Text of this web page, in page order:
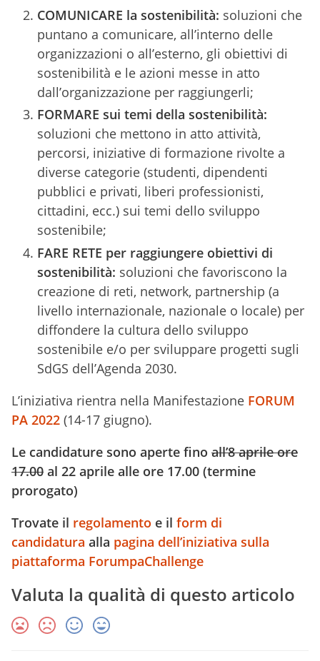
COMUNICARE la sostenibilità: soluzioni che
puntano a comunicare, all’interno delle
organizzazioni o all’esterno, gli obiettivi di
sostenibilità e le azioni messe in atto
dall’organizzazione per raggiungerli;
FORMARE sui temi della sostenibilità:
soluzioni che mettono in atto attività,
percorsi, iniziative di formazione rivolte a
diverse categorie (studenti, dipendenti
pubblici e privati, liberi professionisti,
cittadini, ecc.) sui temi dello sviluppo
sostenibile;
FARE RETE per raggiungere obiettivi di
sostenibilità: soluzioni che favoriscono la
creazione di reti, network, partnership (a
livello internazionale, nazionale o locale) per
diffondere la cultura dello sviluppo
sostenibile e/o per sviluppare progetti sugli
SdGS dell’Agenda 2030.
L’iniziativa rientra nella Manifestazione FORUM
PA 2022 (14-17 giugno).
Le candidature sono aperte fino all’8 aprile ore
17.00 al 22 aprile alle ore 17.00 (termine
prorogato)
Trovate il regolamento e il form di
candidatura alla pagina dell’iniziativa sulla
piattaforma ForumpaChallenge
Valuta la qualità di questo articolo